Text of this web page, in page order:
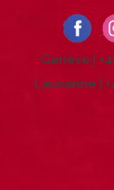
Genève |
Lausanne |